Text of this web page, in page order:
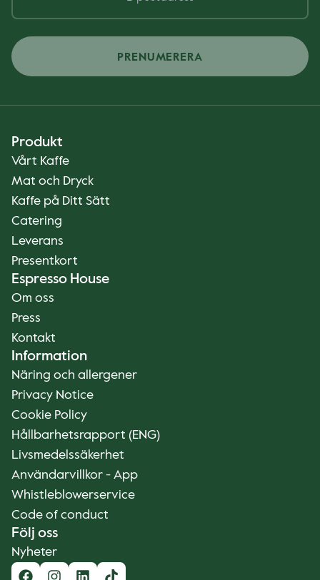
PRENUMERERA
Produkt
Vårt Kaffe
Mat och Dryck
Kaffe på Ditt Sätt
Catering
Leverans
Presentkort
Espresso House
Om oss
Press
Kontakt
Information
Näring och allergener
Privacy Notice
Cookie Policy
Hållbarhetsrapport (ENG)
Livsmedelssäkerhet
Användarvillkor - App
Whistleblowerservice
Code of conduct
Följ oss
Nyheter